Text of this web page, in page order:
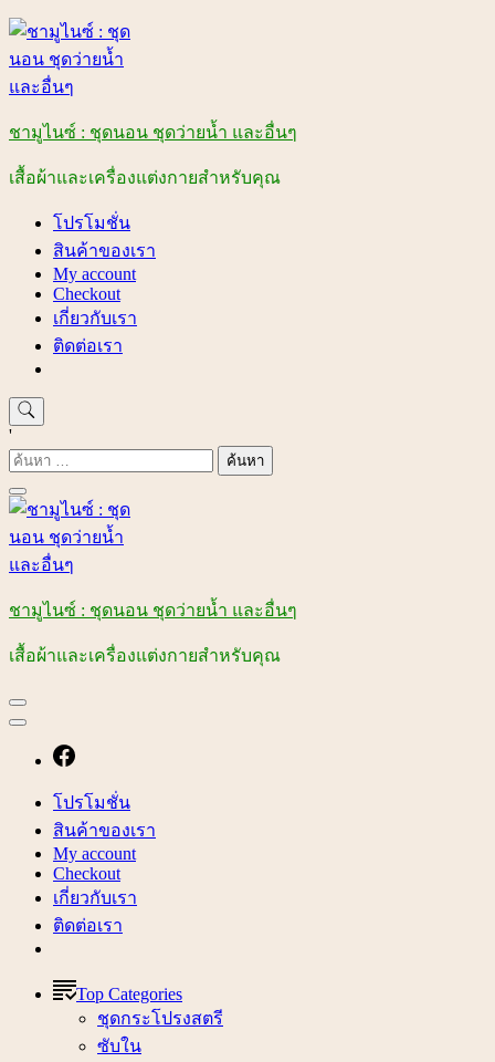
Skip
content
ชามูไนซ์ : ชุดนอน ชุดว่ายน้ำ และอื่นๆ
เสื้อผ้าและเครื่องแต่งกายสำหรับคุณ
โปรโมชั่น
สินค้าของเรา
My account
Checkout
เกี่ยวกับเรา
ติดต่อเรา
'
ค้นหา
สำหรับ:
ชามูไนซ์ : ชุดนอน ชุดว่ายน้ำ และอื่นๆ
เสื้อผ้าและเครื่องแต่งกายสำหรับคุณ
โปรโมชั่น
สินค้าของเรา
My account
Checkout
เกี่ยวกับเรา
ติดต่อเรา
Top Categories
ชุดกระโปรงสตรี
ซับใน